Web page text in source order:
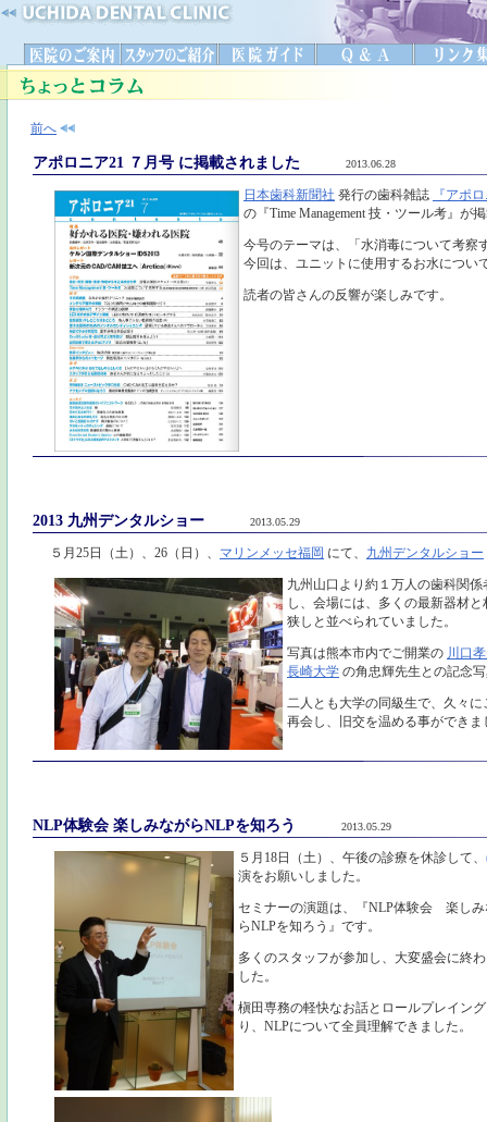
前へ
アポロニア21 ７月号 に掲載されました 2013.06.28
日本歯科新聞社 発行の歯科雑誌
『アポ
の『Time Management 技・ツール考』が
今号のテーマは、「水消毒について考察
今回は、ユニットに使用するお水につい
読者の皆さんの反響が楽しみです。
2013 九州デンタルショー 2013.05.29
５月25日（土）、26（日）、 マリンメッセ福岡 にて、 九州デンタルショー
九州山口より約１万人の歯科関係
し、会場には、多くの最新器材と
狭しと並べられていました。
写真は熊本市内でご開業の 川口
長崎大学 の角忠輝先生との記念
二人とも大学の同級生で、久々に
再会し、旧交を温める事ができま
NLP体験会 楽しみながらNLPを知ろう 2013.05.29
５月18日（土）、午後の診療を休診して、
演をお願いしました。
セミナーの演題は、『NLP体験会 楽しみ
らNLPを知ろう』です。
多くのスタッフが参加し、大変盛会に終
した。
槇田専務の軽快なお話とロールプレイン
り、NLPについて全員理解できました。